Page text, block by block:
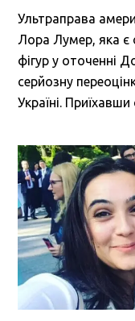
Ультраправа
Лора Лумер, яка є
фігур у оточенні
серйозну
Україні.